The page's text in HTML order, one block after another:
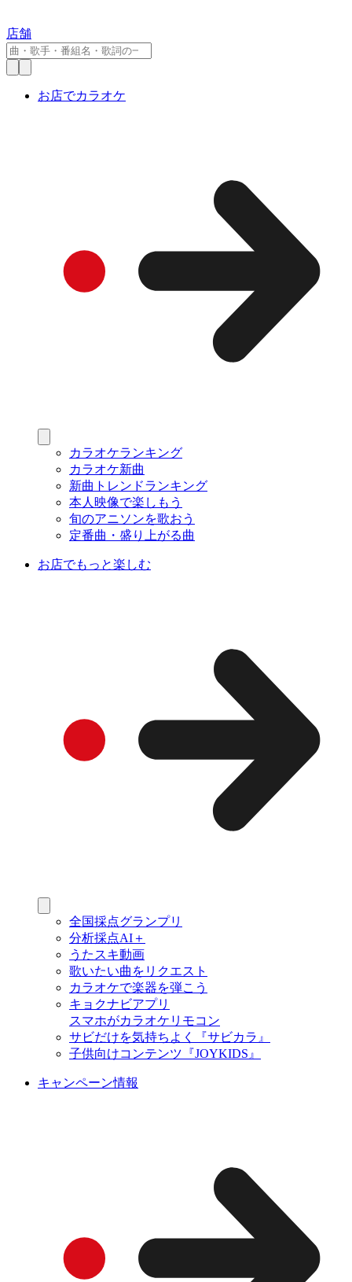
店舗
お店でカラオケ
カラオケランキング
カラオケ新曲
新曲トレンドランキング
本人映像で楽しもう
旬のアニソンを歌おう
定番曲・盛り上がる曲
お店でもっと楽しむ
全国採点グランプリ
分析採点AI＋
うたスキ動画
歌いたい曲をリクエスト
カラオケで楽器を弾こう
キョクナビアプリ
スマホがカラオケリモコン
サビだけを気持ちよく『サビカラ』
子供向けコンテンツ『JOYKIDS』
キャンペーン情報